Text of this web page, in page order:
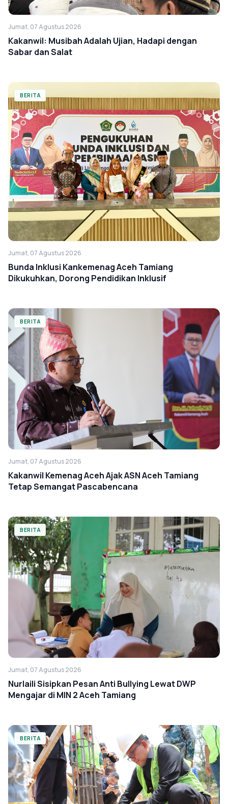
Jumat, 07 Agustus 2026
Kakanwil: Musibah Adalah Ujian, Hadapi dengan
Sabar dan Salat
BERITA
Jumat, 07 Agustus 2026
Bunda Inklusi Kankemenag Aceh Tamiang
Dikukuhkan, Dorong Pendidikan Inklusif
BERITA
Jumat, 07 Agustus 2026
Kakanwil Kemenag Aceh Ajak ASN Aceh Tamiang
Tetap Semangat Pascabencana
BERITA
Jumat, 07 Agustus 2026
Nurlaili Sisipkan Pesan Anti Bullying Lewat DWP
Mengajar di MIN 2 Aceh Tamiang
BERITA